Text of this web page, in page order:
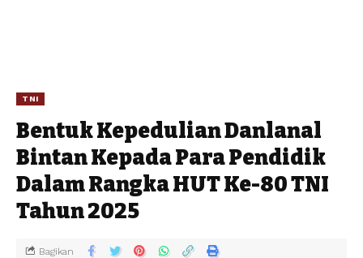
TNI
Bentuk Kepedulian Danlanal
Bintan Kepada Para Pendidik
Dalam Rangka HUT Ke-80 TNI
Tahun 2025
Bagikan